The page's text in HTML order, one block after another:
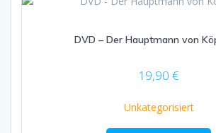
DVD – Der Hauptmann von
19,90 €
Unkategorisiert